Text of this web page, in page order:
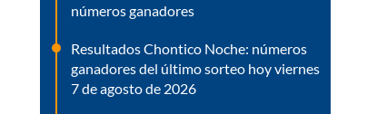
números ganadores
Resultados Chontico Noche: números
ganadores del último sorteo hoy viernes
7 de agosto de 2026